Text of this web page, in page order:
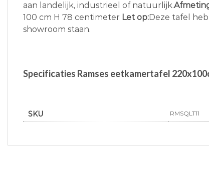
aan landelijk, industrieel of natuurlijk.
100 cm H 78 centimeter Let op:Deze tafel
showroom staan.
Specificaties Ramses eetkamertafel
SKU RMSQLT11